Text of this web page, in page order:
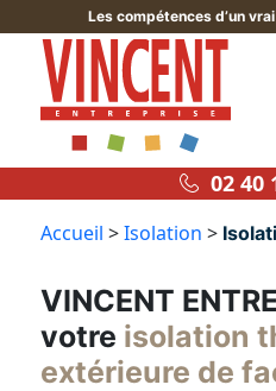
Les compétences d’un
02 40
Accueil >Isolation >
VINCENT
votre isolation
extérieure de